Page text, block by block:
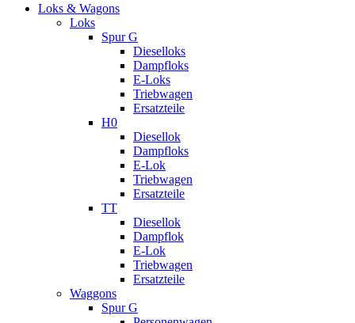
Loks & Wagons
Loks
Spur G
Dieselloks
Dampfloks
E-Loks
Triebwagen
Ersatzteile
H0
Diesellok
Dampfloks
E-Lok
Triebwagen
Ersatzteile
TT
Diesellok
Dampflok
E-Lok
Triebwagen
Ersatzteile
Waggons
Spur G